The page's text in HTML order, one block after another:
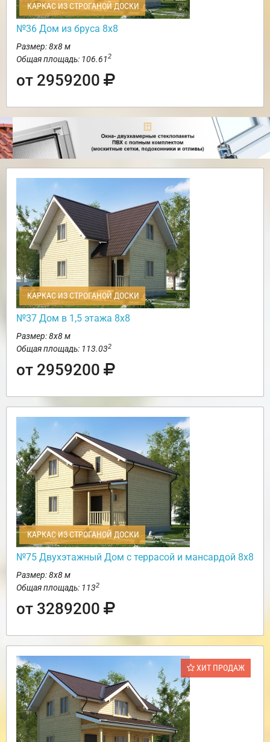
КАРКАС ИЗ СТРОГАНОЙ ДОСКИ
№36 Дом из бруса 8х8
Размер: 8х8 м
Общая площадь: 106.612
от 2959200
КАРКАС ИЗ СТРОГАНОЙ ДОСКИ
№37 Дом в 1,5 этажа 8х8
Размер: 8х8 м
Общая площадь: 113.032
от 2959200
КАРКАС ИЗ СТРОГАНОЙ ДОСКИ
№75 Двухэтажный Дом с террасой и мансардой 8х8
Размер: 8х8 м
Общая площадь: 1132
от 3289200
ХИТ ПРОДАЖ